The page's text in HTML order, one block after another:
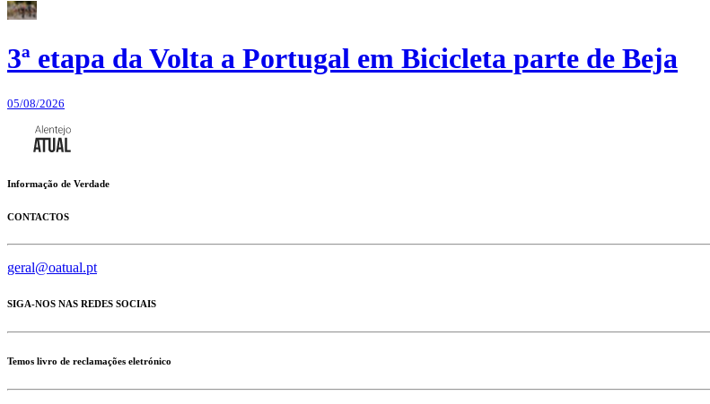
3ª etapa da Volta a Portugal em Bicicleta parte de Beja
05/08/2026
Informação de Verdade
CONTACTOS
geral@oatual.pt
SIGA-NOS NAS REDES SOCIAIS
Temos livro de reclamações eletrónico